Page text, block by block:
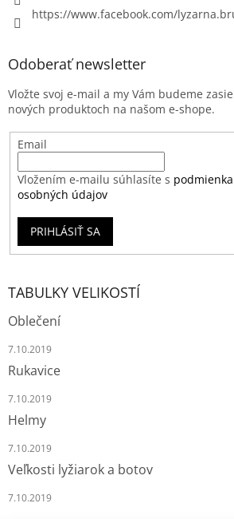
https://www.facebook.com/
Odoberať newsletter
Vložte svoj e-mail a my Vám budeme
nových produktoch na našom e-shope.
Email
Vložením e-mailu súhlasíte s
osobných údajov
PRIHLÁSIŤ SA
TABULKY VELIKOSTÍ
Oblečení
7.10.2019
Rukavice
7.10.2019
Helmy
7.10.2019
Veľkosti lyžiarok a botov
7.10.2019